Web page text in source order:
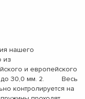
нашего
из
и европейского
до 30,0 мм. 2. Весь
контролируется на